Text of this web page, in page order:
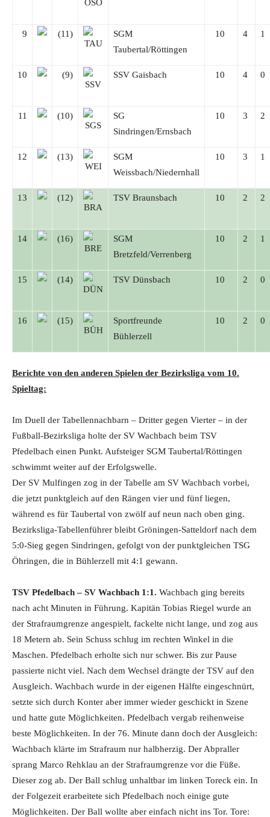
9 (11)
SGM
Taubertal/Röttingen
10 4 1
10 (9) SSV Gaisbach 10 4 0
11 (10)
SG
Sindringen/Ernsbach
10 3 2
12 (13)
SGM
Weissbach/Niedernhall
10 3 1
13 (12) TSV Braunsbach 10 2 2
14 (16)
SGM
Bretzfeld/Verrenberg
10 2 1
15 (14) TSV Dünsbach 10 2 0
16 (15)
Sportfreunde
Bühlerzell
10 2 0
Berichte von den anderen Spielen der Bezirksliga vom 10.
Spieltag:
Im Duell der Tabellennachbarn – Dritter gegen Vierter – in der
Fußball-Bezirksliga holte der SV Wachbach beim TSV
Pfedelbach einen Punkt. Aufsteiger SGM Taubertal/Röttingen
schwimmt weiter auf der Erfolgswelle.
Der SV Mulfingen zog in der Tabelle am SV Wachbach vorbei,
die jetzt punktgleich auf den Rängen vier und fünf liegen,
während es für Taubertal von zwölf auf neun nach oben ging.
Bezirksliga-Tabellenführer bleibt Gröningen-Satteldorf nach dem
5:0-Sieg gegen Sindringen, gefolgt von der punktgleichen TSG
Öhringen, die in Bühlerzell mit 4:1 gewann.
TSV Pfedelbach – SV Wachbach 1:1. Wachbach ging bereits
nach acht Minuten in Führung. Kapitän Tobias Riegel wurde an
der Strafraumgrenze angespielt, fackelte nicht lange, und zog aus
18 Metern ab. Sein Schuss schlug im rechten Winkel in die
Maschen. Pfedelbach erholte sich nur schwer. Bis zur Pause
passierte nicht viel. Nach dem Wechsel drängte der TSV auf den
Ausgleich. Wachbach wurde in der eigenen Hälfte eingeschnürt,
setzte sich durch Konter aber immer wieder geschickt in Szene
und hatte gute Möglichkeiten. Pfedelbach vergab reihenweise
beste Möglichkeiten. In der 76. Minute dann doch der Ausgleich:
Wachbach klärte im Strafraum nur halbherzig. Der Abpraller
sprang Marco Rehklau an der Strafraumgrenze vor die Füße.
Dieser zog ab. Der Ball schlug unhaltbar im linken Toreck ein. In
der Folgezeit erarbeitete sich Pfedelbach noch einige gute
Möglichkeiten. Der Ball wollte aber einfach nicht ins Tor. Tore: